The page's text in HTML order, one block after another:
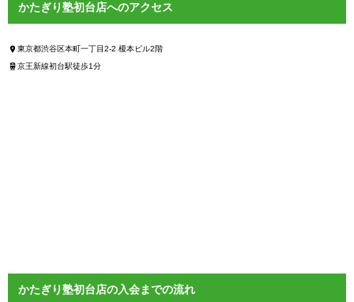
かたぎり塾初台店へのアクセス
東京都渋谷区本町一丁目2-2 榎本ビル2階
京王新線初台駅徒歩1分
かたぎり塾初台店の入会までの流れ